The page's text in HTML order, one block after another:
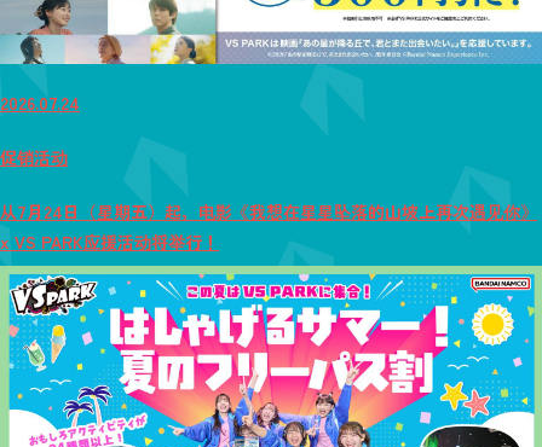
2026.07.24
促销活动
从7月24日（星期五）起，电影《我想在星星坠落的山坡上再次遇见你》
x VS PARK应援活动将举行！